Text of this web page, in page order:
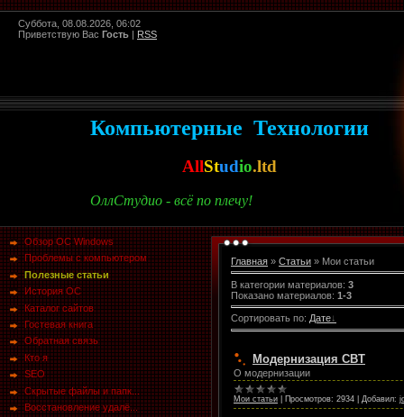
Суббота, 08.08.2026, 06:02
Приветствую Вас Гость | RSS
Компьютерные Технологии
AllStudio.ltd
ОллСтудио - всё по плечу!
Обзор ОС Windows
Проблемы с компьютером
Полезные статьи
История ОС
Каталог сайтов
Гостевая книга
Обратная связь
Кто я
SEO
Скрытые файлы и папк...
Восстановление удалё...
Главная » Статьи » Мои статьи
В категории материалов: 3
Показано материалов: 1-3
Сортировать по: Дате
Модернизация СВТ
О модернизации
Мои статьи Просмотров: 2934 Добавил: